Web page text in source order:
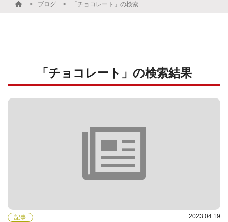
ブログ 「チョコレート」の検索結果
「チョコレート」の検索結果
記事 2023.04.19